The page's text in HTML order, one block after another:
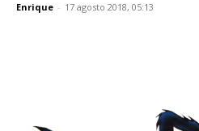
Enrique - 17 agosto 2018, 05:13